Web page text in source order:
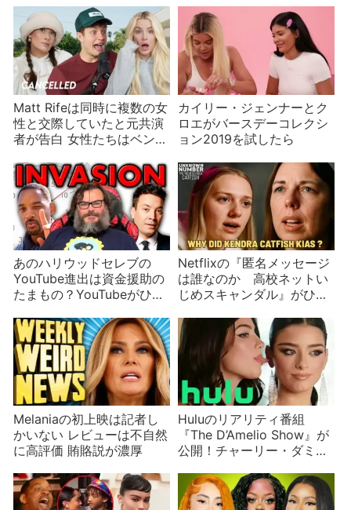
ーダシアンなど
Matt Rifeは同時に複数の女
性と交際していたと元共演
者が告白 女性たちはベン図
カイリー・ジェンナーとク
ロエがバースデーコレクシ
ョン2019を試したら
あのハリウッドセレブの
YouTube進出は資金援助の
たまもの？YouTubeがひい
Netflixの『匿名メッセージ
は誰なのか 高校ネットい
じめスキャンダル』がひど
Melaniaの初上映は記者し
かいない レビューは不自然
に高評価 賄賂説が濃厚
Huluのリアリティ番組
『The D’Amelio Show』が
公開！チャーリー・ダミリ